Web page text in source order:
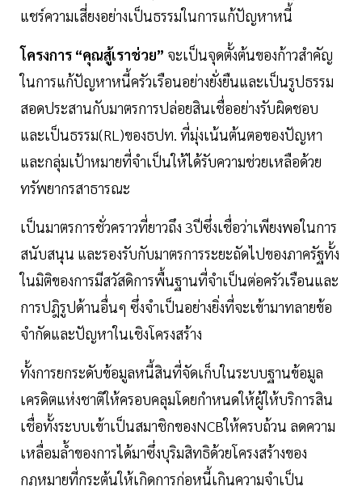
แชร์ความเสี่ยงอย่างเป็นธรรมในการแก้ปัญหาหนี้
โครงการ “คุณสู้เราช่วย” จะเป็นจุดตั้งต้นของก้าวสำคัญ
ในการแก้ปัญหาหนี้ครัวเรือนอย่างยั่งยืนและเป็นรูปธรรม
สอดประสานกับมาตรการปล่อยสินเชื่ออย่างรับผิดชอบ
และเป็นธรรม(RL)ของธปท. ที่มุ่งเน้นต้นตอของปัญหา
และกลุ่มเป้าหมายที่จำเป็นให้ได้รับความช่วยเหลือด้วย
ทรัพยากรสาธารณะ
เป็นมาตรการชั่วคราวที่ยาวถึง 3ปีซึ่งเชื่อว่าเพียงพอในการ
สนับสนุน และรองรับกับมาตรการระยะถัดไปของภาครัฐทั้ง
ในมิติของการมีสวัสดิการพื้นฐานที่จำเป็นต่อครัวเรือนและ
การปฎิรูปด้านอื่นๆ ซึ่งจำเป็นอย่างยิ่งที่จะเข้ามาทลายข้อ
จำกัดและปัญหาในเชิงโครงสร้าง
ทั้งการยกระดับข้อมูลหนี้สินที่จัดเก็บในระบบฐานข้อมูล
เครดิตแห่งชาติให้ครอบคลุมโดยกำหนดให้ผู้ให้บริการสิน
เชื่อทั้งระบบเข้าเป็นสมาชิกของNCBให้ครบถ้วน ลดความ
เหลื่อมล้ำของการได้มาซึ่งบุริมสิทธิด้วยโครงสร้างของ
กฎหมายที่กระตุ้นให้เกิดการก่อหนี้เกินความจำเป็น